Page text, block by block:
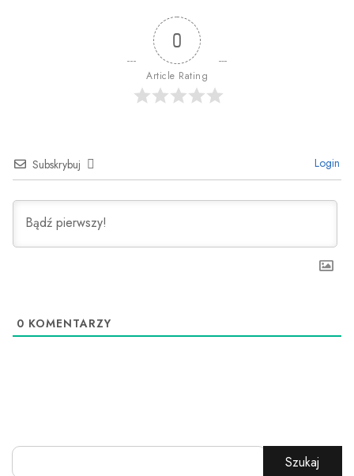
0
Article Rating
Subskrybuj Login
0 KOMENTARZY
Szukaj